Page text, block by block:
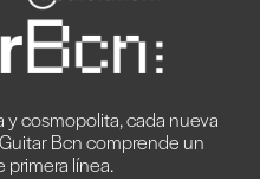
cosmopolita, cada nueva
Bcn comprende un
línea.